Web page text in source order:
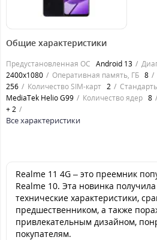
7699 грн.
Общие характеристики
Предустановленная ОС Android 13
2400х1080
Оперативная память, ГБ 8
256
Количество SIM-карт 2
MediaTek Helio G99
Количество ядер 8
+ 2
Все характеристики
Realme 11 4G – это преемник
Realme 10. Эта новинка
технические характеристики,
предшественником, а также
привлекательным дизайном,
покупателям.